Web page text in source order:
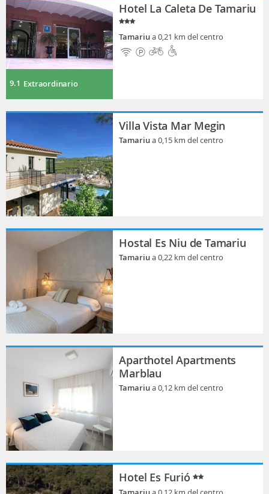
9.1 Extraordinario
Hotel La Caleta De Tamariu
Tamariua 0,21 km del centro
Villa Vista Mar Megin
Tamariua 0,15 km del centro
Hostal Es Niu de Tamariu
Tamariua 0,22 km del centro
Aparthotel Apartments
Marblau
Tamariua 0,12 km del centro
Hotel Es Furió